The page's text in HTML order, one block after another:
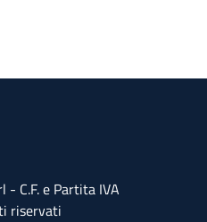
- C.F. e Partita IVA
riservati